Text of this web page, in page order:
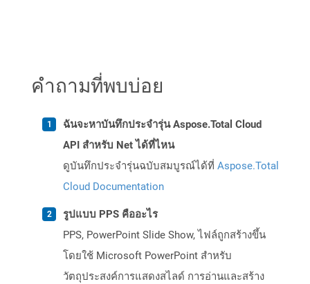
คำถามที่พบบ่อย
ฉันจะหาบันทึกประจำรุ่น Aspose.Total Cloud
API สำหรับ Net ได้ที่ไหน
ดูบันทึกประจำรุ่นฉบับสมบูรณ์ได้ที่ Aspose.Total
Cloud Documentation
รูปแบบ PPS คืออะไร
PPS, PowerPoint Slide Show, ไฟล์ถูกสร้างขึ้น
โดยใช้ Microsoft PowerPoint สำหรับ
วัตถุประสงค์การแสดงสไลด์ การอ่านและสร้าง